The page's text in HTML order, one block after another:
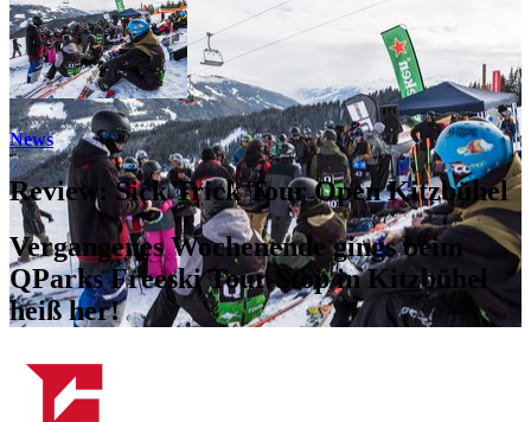
News
Review: Sick Trick Tour Open Kitzbühel
Vergangenes Wochenende gings beim
QParks Freeski Tour Stop in Kitzbühel
heiß her!